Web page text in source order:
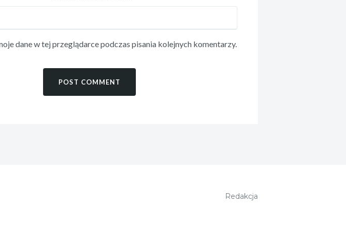
dane w tej przeglądarce podczas pisania kolejnych komentarzy.
Redakcja